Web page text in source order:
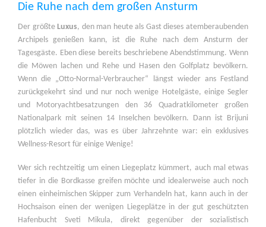
Die Ruhe nach dem großen Ansturm
Der größteLuxus, den man heute als Gast dieses atemberaubenden
Archipels genießen kann, ist die Ruhe nach dem Ansturm der
Tagesgäste. Eben diese bereits beschriebene Abendstimmung. Wenn
die Möwen lachen und Rehe und Hasen den Golfplatz bevölkern.
Wenn die „Otto-Normal-Verbraucher“ längst wieder ans Festland
zurückgekehrt sind und nur noch wenige Hotelgäste, einige Segler
und Motoryachtbesatzungen den 36 Quadratkilometer großen
Nationalpark mit seinen 14 Inselchen bevölkern. Dann ist Brijuni
plötzlich wieder das, was es über Jahrzehnte war: ein exklusives
Wellness-Resort für einige Wenige!
Wer sich rechtzeitig um einen Liegeplatz kümmert, auch mal etwas
tiefer in die Bordkasse greifen möchte und idealerweise auch noch
einen einheimischen Skipper zum Verhandeln hat, kann auch in der
Hochsaison einen der wenigen Liegeplätze in der gut geschützten
Hafenbucht Sveti Mikula, direkt gegenüber der sozialistisch